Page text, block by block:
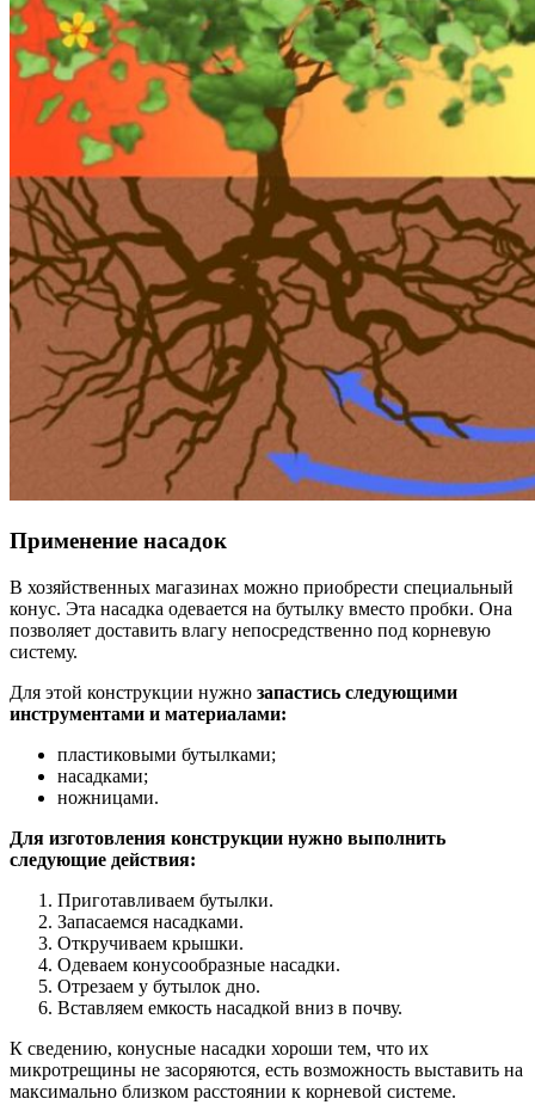
Применение насадок
В хозяйственных магазинах можно приобрести специальный
конус. Эта насадка одевается на бутылку вместо пробки. Она
позволяет доставить влагу непосредственно под корневую
систему.
Для этой конструкции нужно запастись следующими
инструментами и материалами:
пластиковыми бутылками;
насадками;
ножницами.
Для изготовления конструкции нужно выполнить
следующие действия:
Приготавливаем бутылки.
Запасаемся насадками.
Откручиваем крышки.
Одеваем конусообразные насадки.
Отрезаем у бутылок дно.
Вставляем емкость насадкой вниз в почву.
К сведению, конусные насадки хороши тем, что их
микротрещины не засоряются, есть возможность выставить на
максимально близком расстоянии к корневой системе.